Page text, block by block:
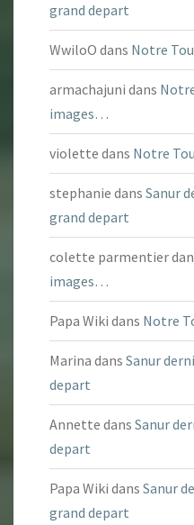
grand depart
WwiloO dans Notre
armachajuni dans
images…
violette dans Notre
stephanie dans Sanur
grand depart
colette parmentier
images…
Papa Wiki dans Notre
Marina dans Sanur
depart
Annette dans Sanur
depart
Papa Wiki dans Sanur
grand depart